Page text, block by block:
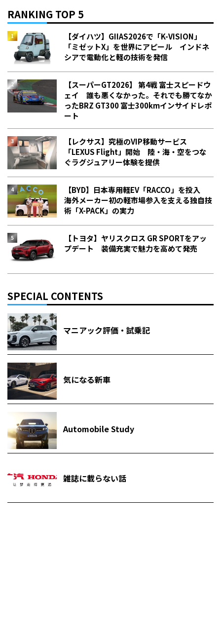
RANKING TOP 5
【ダイハツ】GIIAS2026で「K-VISION」
「ミゼットX」を世界にアピール インドネ
シアで電動化と軽の技術を発信
【スーパーGT2026】 第4戦 富士スピードウ
ェイ 誰も悪くなかった。それでも勝てなか
った――BRZ GT300 富士300kmインサイドレポ
ート
【レクサス】究極のVIP移動サービス
「LEXUS Flight」開始 陸・海・空をつな
ぐラグジュアリー体験を提供
【BYD】日本専用軽EV「RACCO」を投入
海外メーカー初の軽市場参入を支える独自技
術「X-PACK」の実力
【トヨタ】ヤリスクロス GR SPORTをアッ
プデート 装備充実で魅力を高めて発売
SPECIAL CONTENTS
マニアック評価・試乗記
気になる新車
Automobile Study
雑誌に載らない話